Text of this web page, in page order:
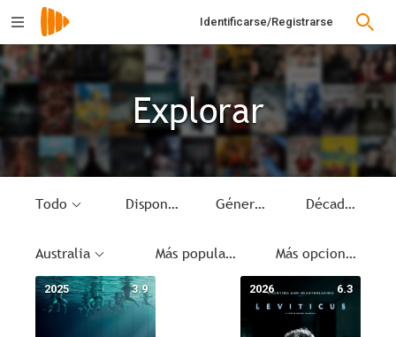
Identificarse/Registrarse
Explorar
Todo Disponible Género Década
Australia Más populares Más opciones
3.9
2025 6.3
2026